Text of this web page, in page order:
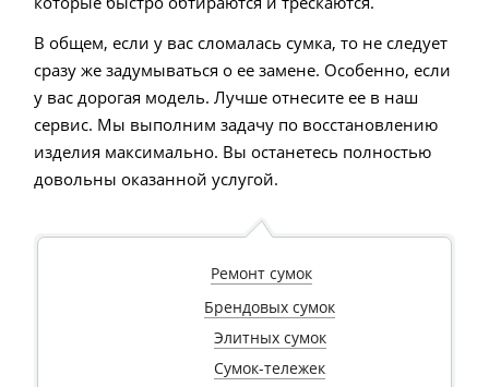
В общем, если у вас сломалась сумка, то не следует
сразу же задумываться о ее замене. Особенно, если
у вас дорогая модель. Лучше отнесите ее в наш
сервис. Мы выполним задачу по восстановлению
изделия максимально. Вы останетесь полностью
довольны оказанной услугой.
Ремонт сумок
Брендовых сумок
Элитных сумок
Сумок-тележек